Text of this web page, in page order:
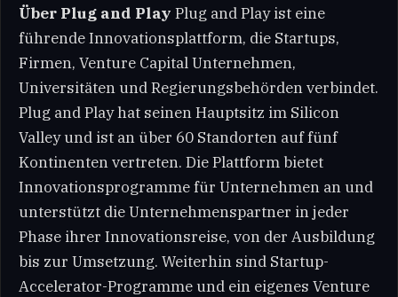
Über Plug and Play Plug and Play ist eine
führende Innovationsplattform, die Startups,
Firmen, Venture Capital Unternehmen,
Universitäten und Regierungsbehörden verbindet.
Plug and Play hat seinen Hauptsitz im Silicon
Valley und ist an über 60 Standorten auf fünf
Kontinenten vertreten. Die Plattform bietet
Innovationsprogramme für Unternehmen an und
unterstützt die Unternehmenspartner in jeder
Phase ihrer Innovationsreise, von der Ausbildung
bis zur Umsetzung. Weiterhin sind Startup-
Accelerator-Programme und ein eigenes Venture